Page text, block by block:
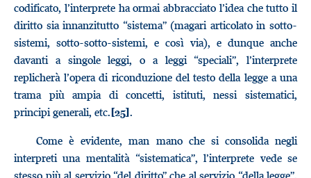
codificato, l’interprete ha ormai abbracciato l’idea che tutto il
diritto sia innanzitutto “sistema” (magari articolato in sotto-
sistemi, sotto-sotto-sistemi, e così via), e dunque anche
davanti a singole leggi, o a leggi “speciali”, l’interprete
replicherà l’opera di riconduzione del testo della legge a una
trama più ampia di concetti, istituti, nessi sistematici,
principi generali, etc.[25].
Come è evidente, man mano che si consolida negli
interpreti una mentalità “sistematica”, l’interprete vede se
stesso più al servizio “del diritto” che al servizio “della legge”.